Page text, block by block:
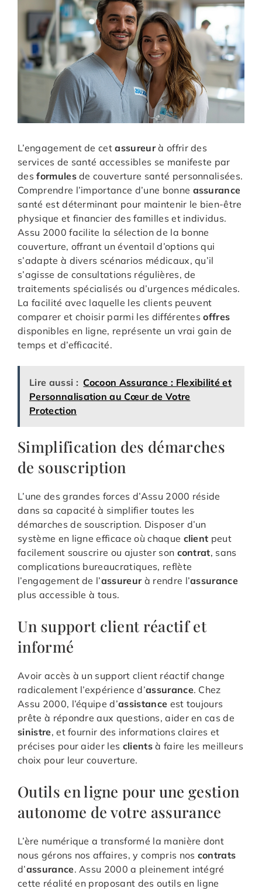
L’engagement de cetassureurà offrir des
services de santé accessibles se manifeste par
desformulesde couverture santé personnalisées.
Comprendre l’importance d’une bonne assurance
santé est déterminant pour maintenir le bien-être
physique et financier des familles et individus.
Assu 2000 facilite la sélection de la bonne
couverture, offrant un éventail d’options qui
s’adapte à divers scénarios médicaux, qu’il
s’agisse de consultations régulières, de
traitements spécialisés ou d’urgences médicales.
La facilité avec laquelle les clients peuvent
comparer et choisir parmi les différentesoffres
disponibles en ligne, représente un vrai gain de
temps et d’efficacité.
Lire aussi : Cocoon Assurance : Flexibilité et
Personnalisation au Cœur de Votre
Protection
Simplification des démarches
de souscription
L’une des grandes forces d’Assu 2000 réside
dans sa capacité à simplifier toutes les
démarches de souscription. Disposer d’un
système en ligne efficace où chaque client peut
facilement souscrire ou ajuster son contrat, sans
complications bureaucratiques, reflète
l’engagement de l’assureurà rendre l’assurance
plus accessible à tous.
Un support client réactif et
informé
Avoir accès à un support client réactif change
radicalement l’expérience d’assurance. Chez
Assu 2000, l’équipe d’assistance est toujours
prête à répondre aux questions, aider en cas de
sinistre, et fournir des informations claires et
précises pour aider les clientsà faire les meilleurs
choix pour leur couverture.
Outils en ligne pour une gestion
autonome de votre assurance
L’ère numérique a transformé la manière dont
nous gérons nos affaires, y compris nos contrats
d’assurance. Assu 2000 a pleinement intégré
cette réalité en proposant des outils en ligne